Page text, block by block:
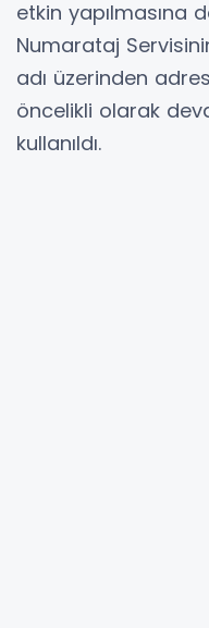
etkin yapılmasına
Numarataj
adı üzerinden
öncelikli olarak
kullanıldı.